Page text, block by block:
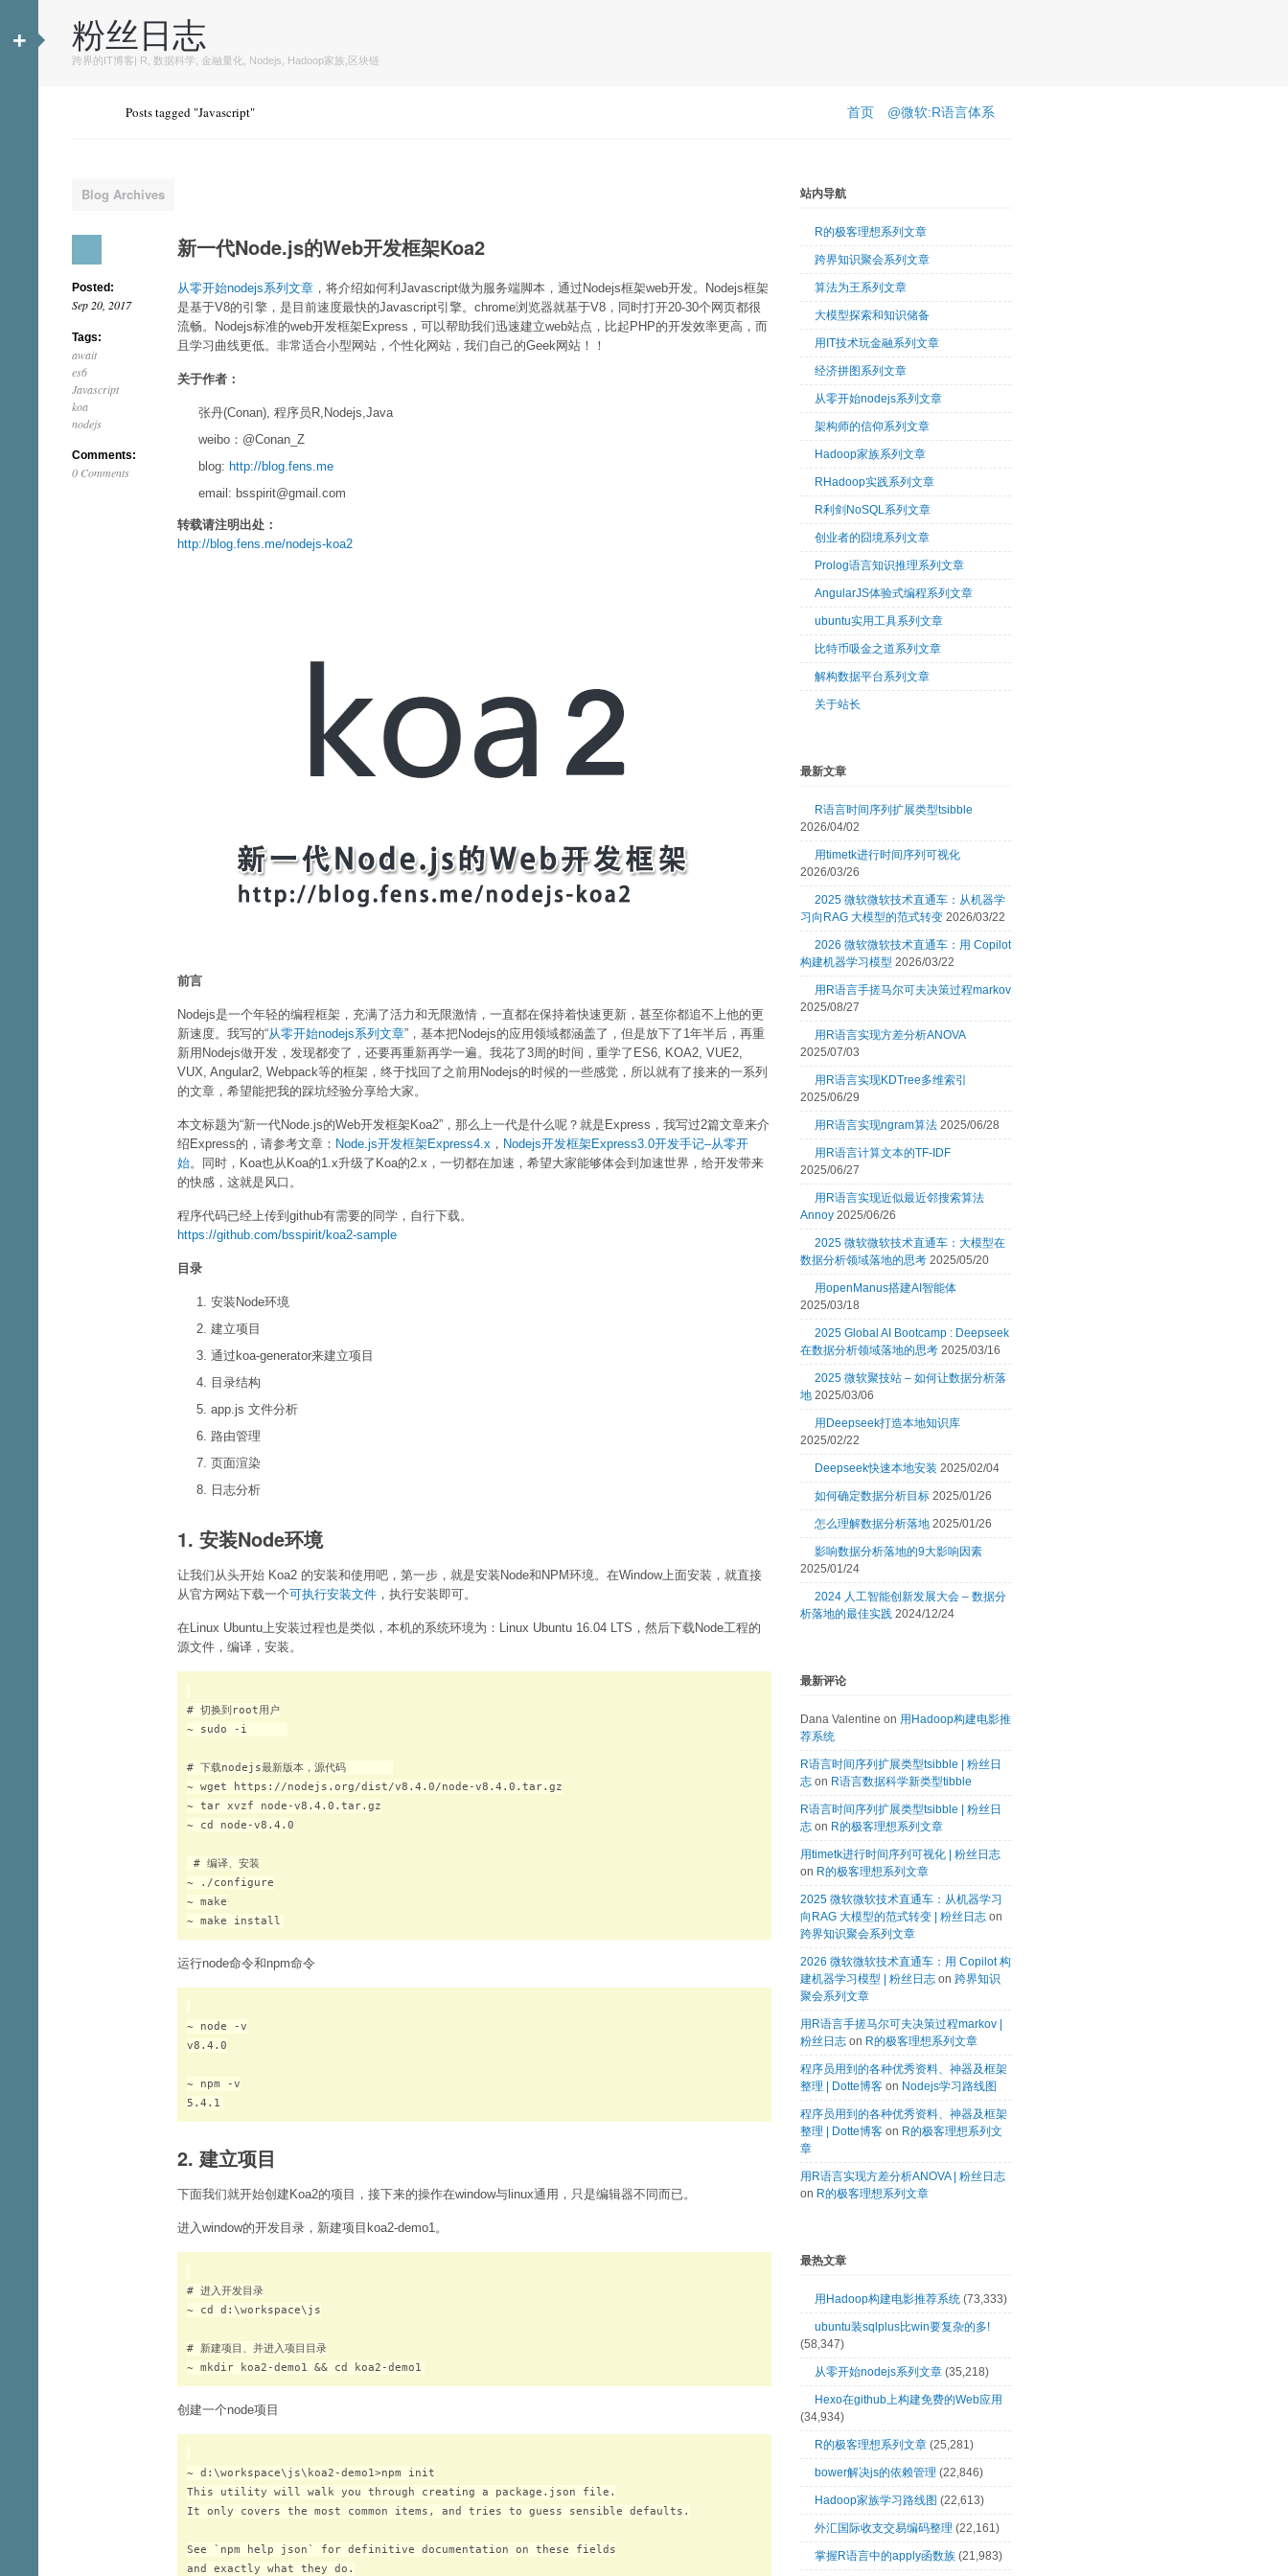
+ 粉丝日志
跨界的IT博客| R, 数据科学, 金融量化, Nodejs, Hadoop家族,区块链
Posts tagged "Javascript" 首页 @微软:R语言体系
Blog Archives
Posted:
Sep 20, 2017
Tags:
await
es6
Javascript
koa
nodejs
Comments:
0 Comments
新一代Node.js的Web开发框架Koa2
从零开始nodejs系列文章 ，将介绍如何利Javascript做为服务端脚本，通过Nodejs框架web开发。Nodejs框架
是基于V8的引擎，是目前速度最快的Javascript引擎。chrome浏览器就基于V8，同时打开20-30个网页都很
流畅。Nodejs标准的web开发框架Express，可以帮助我们迅速建立web站点，比起PHP的开发效率更高，而
且学习曲线更低。非常适合小型网站，个性化网站，我们自己的Geek网站！！
关于作者：
张丹(Conan), 程序员R,Nodejs,Java
weibo：@Conan_Z
blog: http://blog.fens.me
email: bsspirit@gmail.com
转载请注明出处：
http://blog.fens.me/nodejs-koa2
前言
Nodejs是一个年轻的编程框架，充满了活力和无限激情，一直都在保持着快速更新，甚至你都追不上他的更
新速度。我写的“从零开始nodejs系列文章”，基本把Nodejs的应用领域都涵盖了，但是放下了1年半后，再重
新用Nodejs做开发，发现都变了，还要再重新再学一遍。我花了3周的时间，重学了ES6, KOA2, VUE2,
VUX, Angular2, Webpack等的框架，终于找回了之前用Nodejs的时候的一些感觉，所以就有了接来的一系列
的文章，希望能把我的踩坑经验分享给大家。
本文标题为“新一代Node.js的Web开发框架Koa2”，那么上一代是什么呢？就是Express，我写过2篇文章来介
绍Express的，请参考文章： Node.js开发框架Express4.x ， Nodejs开发框架Express3.0开发手记–从零开
始。同时，Koa也从Koa的1.x升级了Koa的2.x，一切都在加速，希望大家能够体会到加速世界，给开发带来
的快感，这就是风口。
程序代码已经上传到github有需要的同学，自行下载。
https://github.com/bsspirit/koa2-sample
目录
安装Node环境
建立项目
通过koa-generator来建立项目
目录结构
app.js 文件分析
路由管理
页面渲染
日志分析
1. 安装Node环境
让我们从头开始 Koa2 的安装和使用吧，第一步，就是安装Node和NPM环境。在Window上面安装，就直接
从官方网站下载一个可执行安装文件 ，执行安装即可。
在Linux Ubuntu上安装过程也是类似，本机的系统环境为：Linux Ubuntu 16.04 LTS，然后下载Node工程的
源文件，编译，安装。
# 切换到root用户
~ sudo -i
# 下载nodejs最新版本，源代码
~ wget https://nodejs.org/dist/v8.4.0/node-v8.4.0.tar.gz
~ tar xvzf node-v8.4.0.tar.gz
~ cd node-v8.4.0
# 编译、安装
~ ./configure
~ make
运行node命令和npm命令
~ node -v
v8.4.0
~ npm -v
2. 建立项目
下面我们就开始创建Koa2的项目，接下来的操作在window与linux通用，只是编辑器不同而已。
进入window的开发目录，新建项目koa2-demo1。
# 进入开发目录
~ cd d:\workspace\js
# 新建项目、并进入项目目录
创建一个node项目
~ d:\workspace\js\koa2-demo1>npm init
This utility will walk you through creating a package.json file.
It only covers the most common items, and tries to guess sensible defaults.
See `npm help json` for definitive documentation on these fields
and exactly what they do.
站内导航
R的极客理想系列文章
跨界知识聚会系列文章
算法为王系列文章
大模型探索和知识储备
用IT技术玩金融系列文章
经济拼图系列文章
从零开始nodejs系列文章
架构师的信仰系列文章
Hadoop家族系列文章
RHadoop实践系列文章
R利剑NoSQL系列文章
创业者的囧境系列文章
Prolog语言知识推理系列文章
AngularJS体验式编程系列文章
ubuntu实用工具系列文章
比特币吸金之道系列文章
解构数据平台系列文章
关于站长
最新文章
R语言时间序列扩展类型tsibble
2026/04/02
用timetk进行时间序列可视化
2026/03/26
2025 微软微软技术直通车：从机器学
习向RAG 大模型的范式转变 2026/03/22
2026 微软微软技术直通车：用 Copilot
构建机器学习模型 2026/03/22
用R语言手搓马尔可夫决策过程markov
2025/08/27
用R语言实现方差分析ANOVA
2025/07/03
用R语言实现KDTree多维索引
2025/06/29
用R语言实现ngram算法 2025/06/28
用R语言计算文本的TF-IDF
2025/06/27
用R语言实现近似最近邻搜索算法
Annoy 2025/06/26
2025 微软微软技术直通车：大模型在
数据分析领域落地的思考 2025/05/20
用openManus搭建AI智能体
2025/03/18
2025 Global AI Bootcamp : Deepseek
在数据分析领域落地的思考 2025/03/16
2025 微软聚技站 – 如何让数据分析落
地 2025/03/06
用Deepseek打造本地知识库
2025/02/22
Deepseek快速本地安装 2025/02/04
如何确定数据分析目标 2025/01/26
怎么理解数据分析落地 2025/01/26
影响数据分析落地的9大影响因素
2025/01/24
2024 人工智能创新发展大会 – 数据分
析落地的最佳实践 2024/12/24
最新评论
Dana Valentine on 用Hadoop构建电影推
荐系统
R语言时间序列扩展类型tsibble | 粉丝日
志 on R语言数据科学新类型tibble
R语言时间序列扩展类型tsibble | 粉丝日
志 on R的极客理想系列文章
用timetk进行时间序列可视化 | 粉丝日志
on R的极客理想系列文章
2025 微软微软技术直通车：从机器学习
向RAG 大模型的范式转变 | 粉丝日志 on
跨界知识聚会系列文章
2026 微软微软技术直通车：用 Copilot 构
建机器学习模型 | 粉丝日志 on 跨界知识
聚会系列文章
用R语言手搓马尔可夫决策过程markov |
粉丝日志 on R的极客理想系列文章
程序员用到的各种优秀资料、神器及框架
整理 | Dotte博客 on Nodejs学习路线图
程序员用到的各种优秀资料、神器及框架
整理 | Dotte博客 on R的极客理想系列文
章
用R语言实现方差分析ANOVA | 粉丝日志
on R的极客理想系列文章
最热文章
用Hadoop构建电影推荐系统 (73,333)
ubuntu装sqlplus比win要复杂的多!
(58,347)
从零开始nodejs系列文章 (35,218)
Hexo在github上构建免费的Web应用
(34,934)
R的极客理想系列文章 (25,281)
bower解决js的依赖管理 (22,846)
Hadoop家族学习路线图 (22,613)
外汇国际收支交易编码整理 (22,161)
掌握R语言中的apply函数族 (21,983)